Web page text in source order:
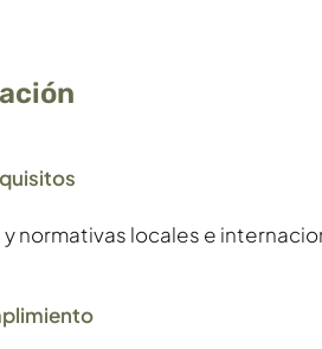
y normativas locales e